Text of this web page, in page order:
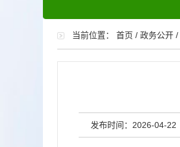
当前位置： 首页 / 政务公开 /
发布时间：2026-04-22